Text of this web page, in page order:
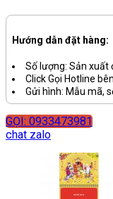
Hướng dẫn đặt hàng:
Số lượng: Sản xuất
Click Gọi Hotline
Gửi hình: Mẫu mã,
GỌI: 0933473981
chat zalo